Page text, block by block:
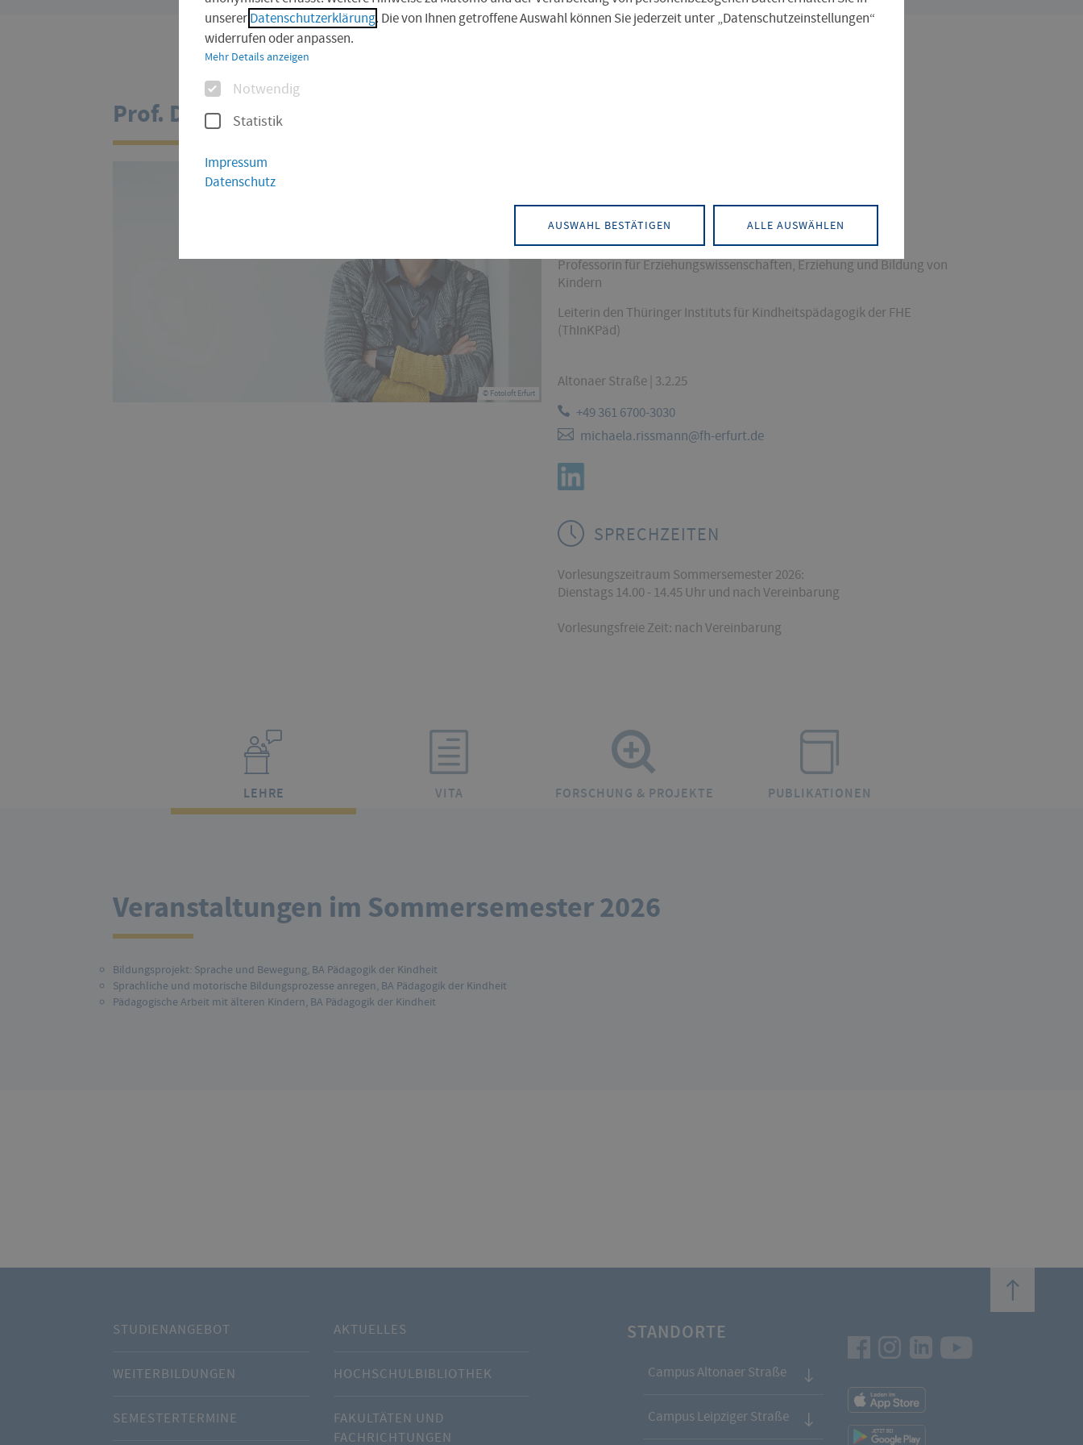
Prof. Dr. Michaela Rißmann
© Fotoloft Erfurt
Sozialwissenschaften Thüringer Institut für Kindheitspädagogik
Professorin für Erziehungswissenschaften, Erziehung und Bildung von
Kindern
Leiterin den Thüringer Instituts für Kindheitspädagogik der FHE
(ThInKPäd)
Altonaer Straße | 3.2.25
+49 361 6700-3030
michaela.rissmann@fh-erfurt.de
SPRECHZEITEN
Vorlesungszeitraum Sommersemester 2026:
Dienstags 14.00 - 14.45 Uhr und nach Vereinbarung
Vorlesungsfreie Zeit: nach Vereinbarung
LEHRE VITA FORSCHUNG & PROJEKTE PUBLIKATIONEN
Veranstaltungen im Sommersemester 2026
Bildungsprojekt: Sprache und Bewegung, BA Pädagogik der Kindheit
Sprachliche und motorische Bildungsprozesse anregen, BA Pädagogik der Kindheit
Pädagogische Arbeit mit älteren Kindern, BA Pädagogik der Kindheit
STUDIENANGEBOT
WEITERBILDUNGEN
SEMESTERTERMINE
AKTUELLES
HOCHSCHULBIBLIOTHEK
FAKULTÄTEN UND
FACHRICHTUNGEN
STANDORTE
Campus Altonaer Straße
Campus Leipziger Straße
FacebookInstagramLinkedIn
unsererDatenschutzerklärung. Die von Ihnen getroffene Auswahl können Sie jederzeit unter „Datenschutzeinstellungen“
widerrufen oder anpassen.
Mehr Details anzeigen
OptionenNotwendig
Statistik
Impressum
Datenschutz
AUSWAHL BESTÄTIGEN ALLE AUSWÄHLEN